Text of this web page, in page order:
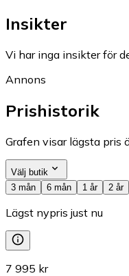
Insikter
Vi har inga insikter för
Annons
Prishistorik
Grafen visar lägsta pris
Välj butik
3 mån
6 mån 1 år 2 år
Lägst nypris just nu
7 995 kr